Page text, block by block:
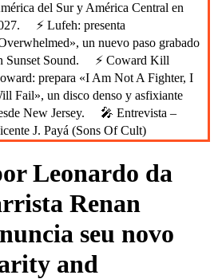
del Sur y América Central en
⚡ Lufeh: presenta
un nuevo paso grabado
Sunset Sound.
⚡ Coward Kill
prepara «I Am Not A Fighter, I
Fail», un disco denso y asfixiante
New Jersey.
🎤 Entrevista –
J. Payá (Sons Of Cult)
Leonardo da
Renan
seu novo
and